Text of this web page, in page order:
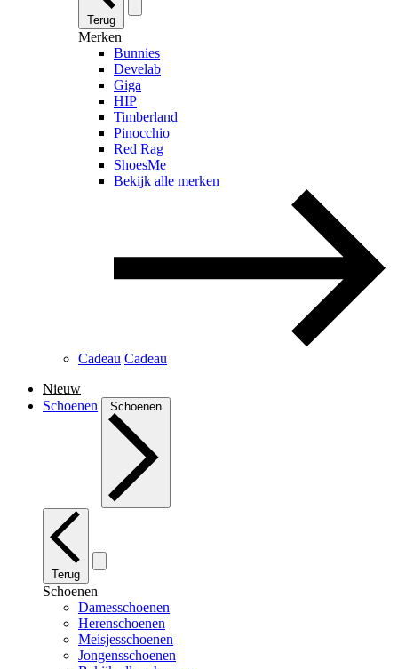
Terug
Merken
Bunnies
Develab
Giga
HIP
Timberland
Pinocchio
Red Rag
ShoesMe
Bekijk alle merken
Cadeau Cadeau
Nieuw
Schoenen
Schoenen
Terug
Schoenen
Damesschoenen
Herenschoenen
Meisjesschoenen
Jongensschoenen